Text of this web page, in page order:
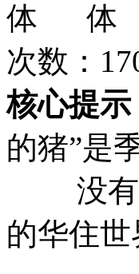
次数：
核心提示
的猪”是
没有IP
的华住